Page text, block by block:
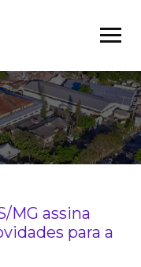
MG assina
para a